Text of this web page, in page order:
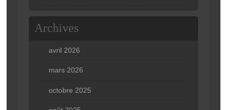
Archives
avril 2026
mars 2026
octobre 2025